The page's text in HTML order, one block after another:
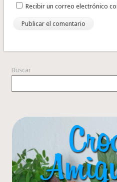
Recibir un correo electrónico
Buscar